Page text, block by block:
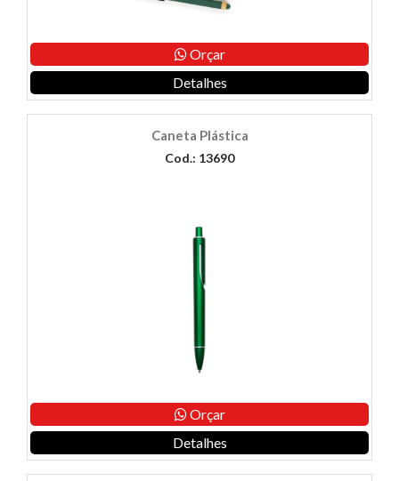
Orçar
Detalhes
Caneta Plástica
Cod.: 13690
Orçar
Detalhes